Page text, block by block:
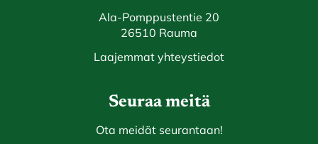
Ala-Pomppustentie 20
26510 Rauma
Laajemmat yhteystiedot
Seuraa meitä
Ota meidät seurantaan!